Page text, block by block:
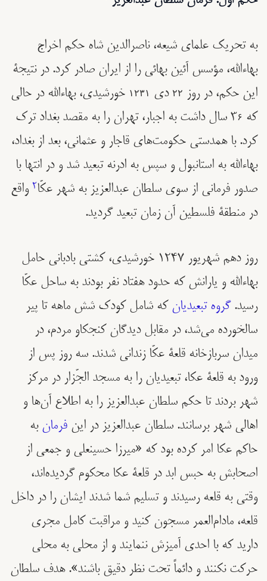
به تحریک علمای شیعه، ناصرالدین شاه حکم اخراج
بهاءالله، مؤسس آئین بهائی را از ایران صادر کرد. در نتیجۀ
این حکم، در روز ۲۲ دی‌ ۱۲۳۱ خورشیدی، بهاءالله در حالی‌
که ٣۶ سال داشت به اجبار، تهران را به مقصد بغداد ترک
کرد. با همدستی حکومت‌های‌ قاجار و عثمانی، بعد از بغداد،
بهاءالله به استانبول و سپس به ادرنه تبعید شد و در انتها با
صدور فرمانی از سوی سلطان عبدالعزیز به شهر عکّا2 واقع
در منطقۀ فلسطین آن زمان تبعید گردید.
روز دهم شهریور ١٢٤٧ خورشیدی، کشتی بادبانی حامل
بهاءالله و یارانش که حدود هفتاد نفر بودند به ساحل عکّا
رسید.گروه تبعيدیانکه شامل کودک شش ماهه تا پیر
سالخورده می‌شد، در مقابل ديدگان کنجکاو مردم، در
میدان سربازخانه قلعۀ عکّا زندانی شدند. سه روز پس از
ورود به قلعۀ عکا، تبعیدیان را به مسجد الجّزار در مرکز
شهر بردند تا حکم سلطان عبدالعزيز را به اطلاع آن‌ها و
اهالی شهر برسانند. سلطان عبدالعزيز در اینفرمانبه
حاکم عکا امر کرده بود که «میرزا حسینعلی و جمعی از
اصحابش به حبس ابد در قلعۀ عکا محکوم گردیده‌اند،
وقتی به قلعه رسیدند و تسلیم شما شدند ایشان را در داخل
قلعه، مادام‌العمر مسجون کنید و مراقبت کامل مجری
دارید که با احدی آمیزش ننمایند و از محلی به محلی
حرکت نکنند و دائماً تحت نظر دقیق باشند». هدف سلطان